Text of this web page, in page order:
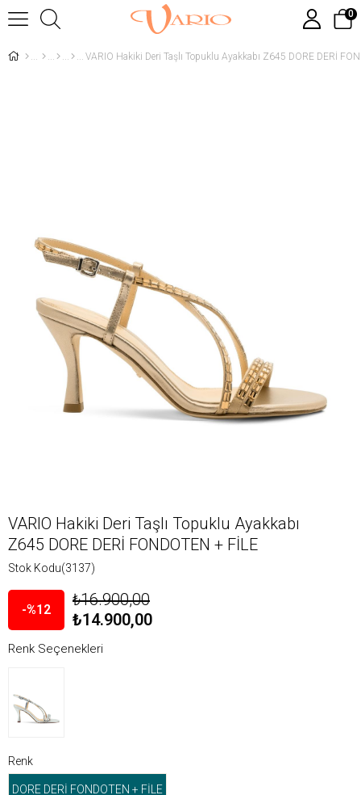
0
VARIO Hakiki Deri Taşlı Topuklu Ayakkabı Z645 DORE DERİ
VARIO Hakiki Deri Taşlı Topuklu Ayakkabı
Z645 DORE DERİ FONDOTEN + FİLE
Stok Kodu(3137)
12
₺16.900,00
₺14.900,00
Renk Seçenekleri
Renk
DORE DERİ FONDOTEN + FİLE